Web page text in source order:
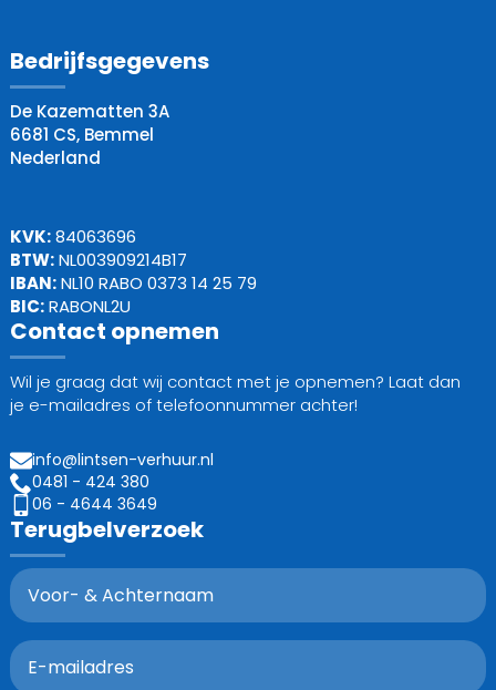
Bedrijfsgegevens
De Kazematten 3A
6681 CS, Bemmel
Nederland
KVK:84063696
BTW:NL003909214B17
IBAN:NL10 RABO 0373 14 25 79
BIC:RABONL2U
Contact opnemen
Wil je graag dat wij contact met je opnemen? Laat dan
je e-mailadres of telefoonnummer achter!
info@lintsen-verhuur.nl
0481 - 424 380
06 - 4644 3649
Terugbelverzoek